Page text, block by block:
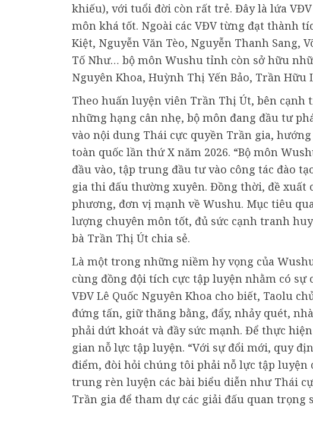
khiếu), với tuổi đời còn rất trẻ. Đây là lứa
môn khá tốt. Ngoài các VĐV từng đạt thành
Kiệt, Nguyễn Văn Tèo, Nguyễn Thanh Sang,
Tố Như… bộ môn Wushu tỉnh còn sở hữu
Nguyên Khoa, Huỳnh Thị Yến Bảo, Trần
Theo huấn luyện viên Trần Thị Út, bên
những hạng cân nhẹ, bộ môn đang đầu tư
vào nội dung Thái cực quyền Trần gia,
toàn quốc lần thứ X năm 2026. “Bộ môn
đầu vào, tập trung đầu tư vào công tác đào
gia thi đấu thường xuyên. Đồng thời, đề
phương, đơn vị mạnh về Wushu. Mục tiêu
lượng chuyên môn tốt, đủ sức cạnh tranh
bà Trần Thị Út chia sẻ.
Là một trong những niềm hy vọng của
cùng đồng đội tích cực tập luyện nhằm có
VĐV Lê Quốc Nguyên Khoa cho biết, Taolu
đứng tấn, giữ thăng bằng, đẩy, nhảy quét,
phải dứt khoát và đầy sức mạnh. Để thực
gian nỗ lực tập luyện. “Với sự đổi mới, quy
điểm, đòi hỏi chúng tôi phải nỗ lực tập luyện
trung rèn luyện các bài biểu diễn như Thái
Trần gia để tham dự các giải đấu quan trọng